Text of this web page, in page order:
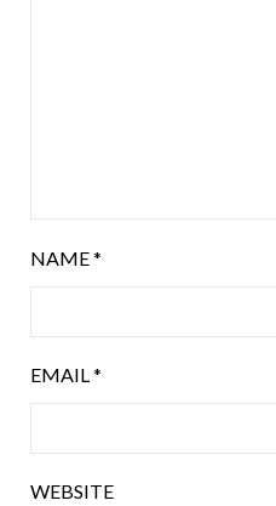
NAME*
EMAIL*
WEBSITE